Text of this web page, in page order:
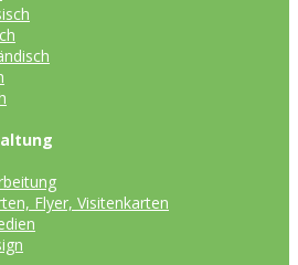
Flyer, Visitenkarten